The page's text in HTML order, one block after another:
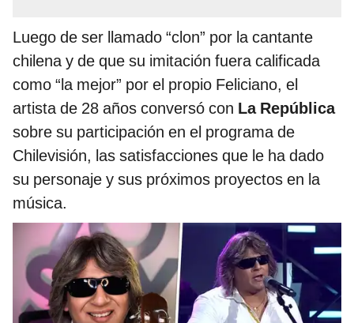
Luego de ser llamado “clon” por la cantante
chilena y de que su imitación fuera calificada
como “la mejor” por el propio Feliciano, el
artista de 28 años conversó con La República
sobre su participación en el programa de
Chilevisión, las satisfacciones que le ha dado
su personaje y sus próximos proyectos en la
música.